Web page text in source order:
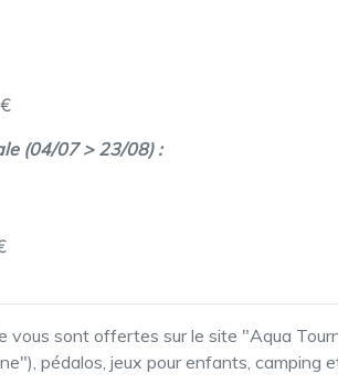
(04/07 > 23/08) :
vous sont offertes sur le site "Aqua
pédalos, jeux pour enfants, camping